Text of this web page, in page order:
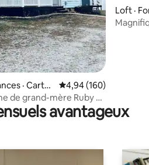
commentaires
· Cartha
Note moyenne de
4,94 (160)
de grand-mère Ruby au
Loft ·
avantageux